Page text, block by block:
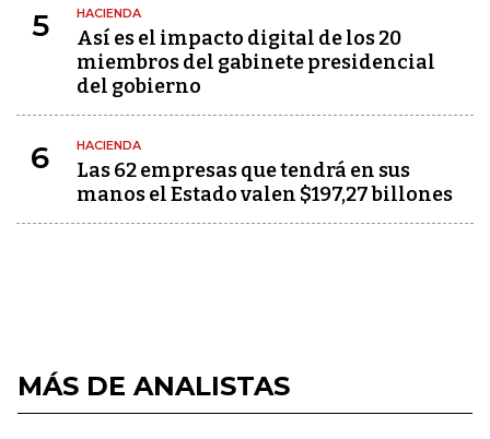
5 HACIENDA
Así es el impacto digital de los 20
miembros del gabinete presidencial
del gobierno
6 HACIENDA
Las 62 empresas que tendrá en sus
manos el Estado valen $197,27 billones
MÁS DE ANALISTAS